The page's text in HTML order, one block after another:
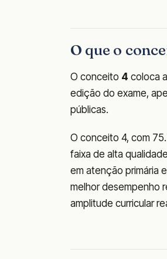
O que o
O conceito 4 coloca
edição do exame,
públicas.
O conceito 4, com
faixa de alta
em atenção primária
melhor desempenho
amplitude curricular